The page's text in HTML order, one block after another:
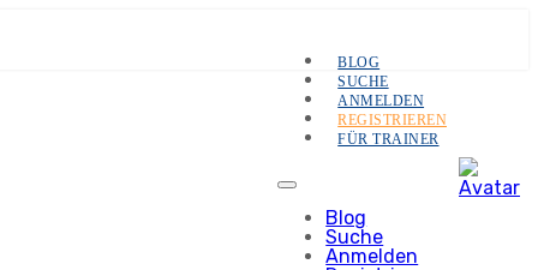
BLOG
SUCHE
ANMELDEN
REGISTRIEREN
FÜR TRAINER
Blog
Suche
Anmelden